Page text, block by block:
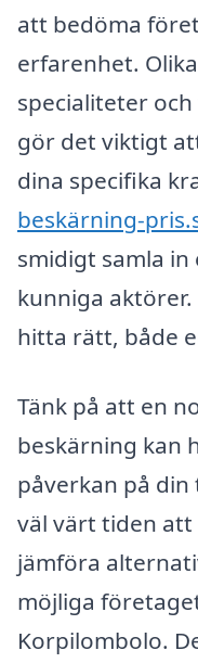
att bedöma
erfarenhet.
specialiteter
gör det viktigt
dina specifika
beskärning-
smidigt samla
kunniga
hitta rätt, både
Tänk på att en
beskärning kan
påverkan på
väl värt tiden att
jämföra
möjliga
Korpilombolo.